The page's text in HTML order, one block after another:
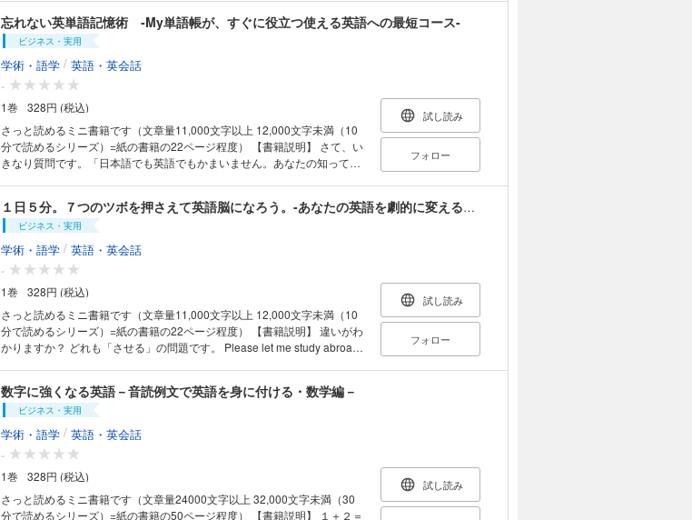
ブで最も走るのが速いランナーのひとりだ。） 本書ではつい間違えてしま
う表現や見落としてしまうミスをチェックしながら中学校英文法を総復習
できます。 上の英文で答えに自信がない方は本書のレベル感にぴったりで
す。是非ご活用ください。 （英文の答えと解説は本文で！） 【まえがき
より】 高等学校で長く教鞭をとっていますが、教師の仕事のほとんどは試
験問題の作成と採点だといっても過言ではありません。 日々の授業でも、
知識を伝えるだけでなく、生徒たちの間違いを指摘しながら正しい知識を
得てもらうことの連続です。 とはいえ、教師も人間ですから間違えること
があり、後で反省することも多くありますが、間違えこそが学びのチャン
スでもあります。 そんな経験から、理解度をはかり、きちんとした知識を
得るために役立つ正誤判定問題を集めました。 文法的な間違いがある英文
を正しい英文に直すことで、中学校英文法の総復習を目指しています。 生
徒たちや私たち日本人が間違いやすいポイントを重点的に扱っています。
気持ちで取り組んでもらいたいと思い、できるだけシンプルな英文を用意
しました。 マークシートのように正解が用意されている問題や（ ）を
埋める問題とは違い、やや難しいと思われるかもしれませんが、 中学校で
っと確かな自信がついているでしょう。 【著者紹介】 市原卓弥（イチハ
ラタクヤ） 1962年大阪生まれ。都留文科大学英文学科卒業。平成元年よ
り公立高校英語教諭。
忘れない英単語記憶術 -My単語帳が、すぐに役立つ使える英語への最短コース-
ビジネス・実用
学術・語学 / 英語・英会話
-
1巻
328円 (税込)
さっと読めるミニ書籍です（文章量11,000文字以上 12,000文字未満（10
分で読めるシリーズ）=紙の書籍の22ページ程度） 【書籍説明】 さて、い
きなり質問です。「日本語でも英語でもかまいません。あなたの知ってい
「あなたが日常的に使う単語はいくつありますか？」 おそらく先ほどあげ
た数よりもずいぶんと少なくなるはずです。 いきなり意地の悪い質問で申
し訳ありませんでしたが、コミュニケーション、特に英語でのコミュニケ
ーションに悩んでいるあなたに気付いてもらいたいことがあります。 それ
は「あなたにとって本当に必要な単語とは何か？」ということです。 あな
たが知っている（または覚えている）単語には、大きく分けて３つの種類
があります。 「知っていて日常的に使う」単語、「知っているけれどあま
り使わない」単語、そして「知っているかもしれないけれど使わないので
忘れてしまった」単語です。 本書ではあなたにとって本当に必要な単語を
発見し、活用する方法を説明していきます。 本書で述べる方法は、ある意
味では乱暴に思えるかもしれません。しかし、あなたに大きな「気付き」
をもたらす方法であることは確かです。 【目次】 目次 本書の使い方 『基
本編・５つの基本ポイント』 『実践編』 『極意編』 『雑記帳』 まとめ
文科大学英文学科卒業。平成元年より公立高校英語教諭。
試し読み
フォロー
１日５分。７つのツボを押さえて英語脳になろう。-あなたの英語を劇的に変える１週間プログラム-
ビジネス・実用
学術・語学 / 英語・英会話
-
1巻
328円 (税込)
さっと読めるミニ書籍です（文章量11,000文字以上 12,000文字未満（10
分で読めるシリーズ）=紙の書籍の22ページ程度） 【書籍説明】 違いがわ
かりますか？ どれも「させる」の問題です。 Please let me study abroad.
believe that? どうやったら彼にそれを信じさせられるのかな？ I will have
him call back you later. 後で彼に電話させましょう。 日本人が日本語だけ
の感覚で使い分けるには難しい英語があります。 本書では日本人学習者が
ネイティブの発想に近づくための７つのポイントを紹介します。 先程の
「させる」のような例文と日本語訳、それに対応する解説を述べていきま
す。 １日5分を使って例文と日本語訳を音読してください。 「英語脳」に
なるためには、難しい単語や構文を覚えるよりも、ポイントを押さえた例
文と日本語訳をしっかりと脳にインプットすることがまず必要です。 7日
試し読み
フォロー
数字に強くなる英語－音読例文で英語を身に付ける・数学編－
ビジネス・実用
学術・語学 / 英語・英会話
-
1巻
328円 (税込)
さっと読めるミニ書籍です（文章量24000文字以上 32,000文字未満（30
分で読めるシリーズ）=紙の書籍の50ページ程度） 【書籍説明】 １＋２＝
試し読み